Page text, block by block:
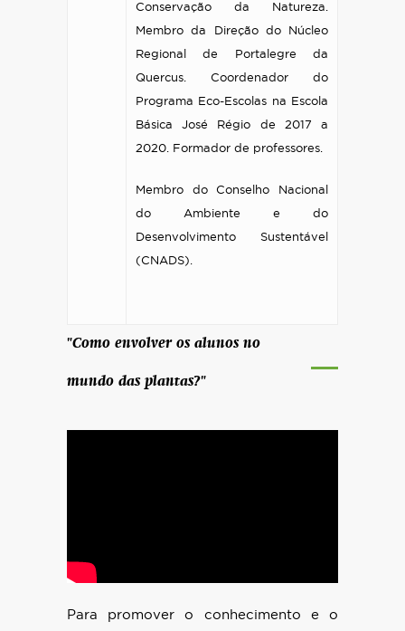
Conservação da Natureza.
Membro da Direção do Núcleo
Regional de Portalegre da
Quercus. Coordenador do
Programa Eco-Escolas na Escola
Básica José Régio de 2017 a
2020. Formador de professores.
Membro do Conselho Nacional
do Ambiente e do
Desenvolvimento Sustentável
(CNADS).
"Como envolver os alunos no
mundo das plantas?"
Para promover o conhecimento e o